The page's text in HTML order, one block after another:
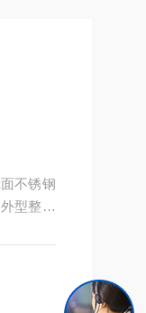
不锈钢
型整体